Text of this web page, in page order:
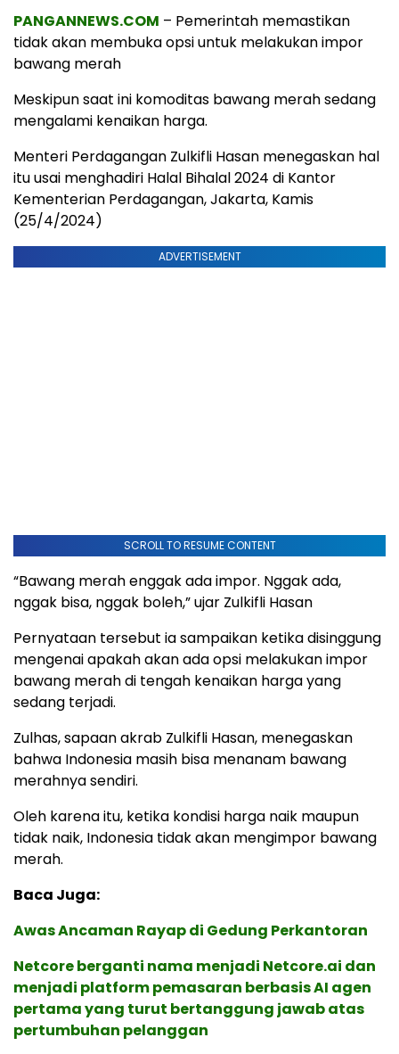
PANGANNEWS.COM – Pemerintah memastikan
tidak akan membuka opsi untuk melakukan impor
bawang merah
Meskipun saat ini komoditas bawang merah sedang
mengalami kenaikan harga.
Menteri Perdagangan Zulkifli Hasan menegaskan hal
itu usai menghadiri Halal Bihalal 2024 di Kantor
Kementerian Perdagangan, Jakarta, Kamis
(25/4/2024)
ADVERTISEMENT
SCROLL TO RESUME CONTENT
“Bawang merah enggak ada impor. Nggak ada,
nggak bisa, nggak boleh,” ujar Zulkifli Hasan
Pernyataan tersebut ia sampaikan ketika disinggung
mengenai apakah akan ada opsi melakukan impor
bawang merah di tengah kenaikan harga yang
sedang terjadi.
Zulhas, sapaan akrab Zulkifli Hasan, menegaskan
bahwa Indonesia masih bisa menanam bawang
merahnya sendiri.
Oleh karena itu, ketika kondisi harga naik maupun
tidak naik, Indonesia tidak akan mengimpor bawang
merah.
Baca Juga:
Awas Ancaman Rayap di Gedung Perkantoran
Netcore berganti nama menjadi Netcore.ai dan
menjadi platform pemasaran berbasis AI agen
pertama yang turut bertanggung jawab atas
pertumbuhan pelanggan